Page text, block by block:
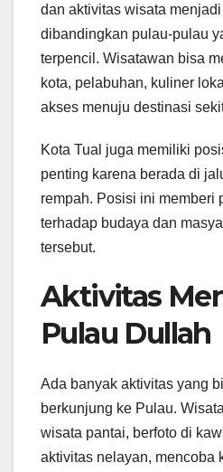
dan aktivitas wisata
dibandingkan pulau-pulau
terpencil. Wisatawan bisa
kota, pelabuhan, kuliner
akses menuju destinasi
Kota Tual juga memiliki
penting karena berada di
rempah. Posisi ini memberi
terhadap budaya dan
tersebut.
Aktivitas
Pulau Dullah
Ada banyak aktivitas yang
berkunjung ke Pulau.
wisata pantai, berfoto di
aktivitas nelayan, mencoba